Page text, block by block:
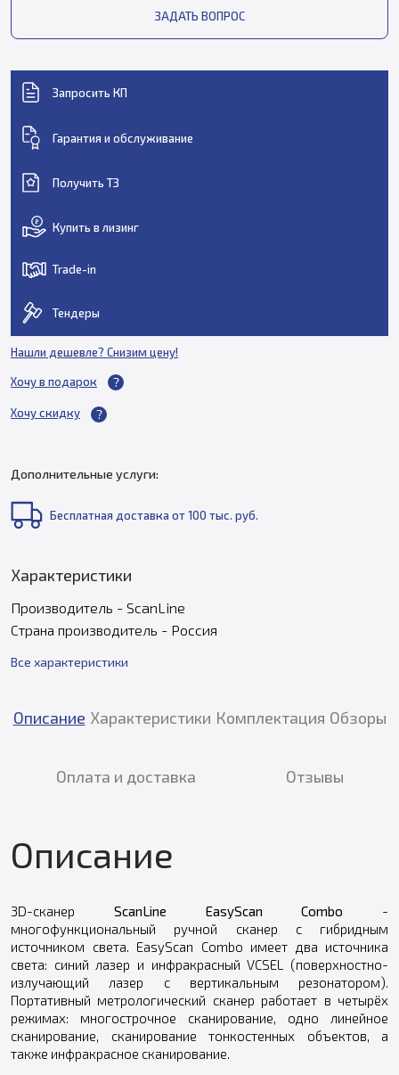
ЗАДАТЬ ВОПРОС
Запросить КП
Гарантия и обслуживание
Получить ТЗ
Купить в лизинг
Trade-in
Тендеры
Нашли дешевле? Снизим цену!
Хочу в подарок
Хочу скидку
Дополнительные услуги:
Бесплатная доставка от 100 тыс. руб.
Характеристики
Производитель - ScanLine
Страна производитель - Россия
Все характеристики
Описание Характеристики Комплектация Обзоры
Оплата и доставка Отзывы
Описание
3D-сканер ScanLine EasyScan Combo -
многофункциональный ручной сканер с гибридным
источником света. EasyScan Combo имеет два источника
света: синий лазер и инфракрасный VCSEL (поверхностно-
излучающий лазер с вертикальным резонатором).
Портативный метрологический сканер работает в четырёх
режимах: многострочное сканирование, одно линейное
сканирование, сканирование тонкостенных объектов, а
также инфракрасное сканирование.